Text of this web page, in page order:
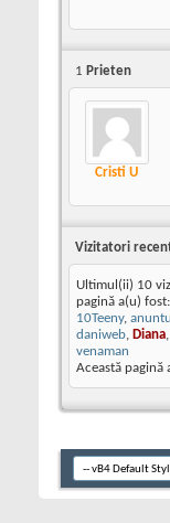
1 Prieten
Cristi U
Vizitatori
Ultimul(ii) 10
pagină a(u) fost:
10Teeny, anuntul
daniweb, Diana,
venaman
Această pagină